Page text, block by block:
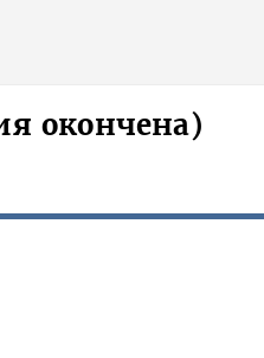
окончена)